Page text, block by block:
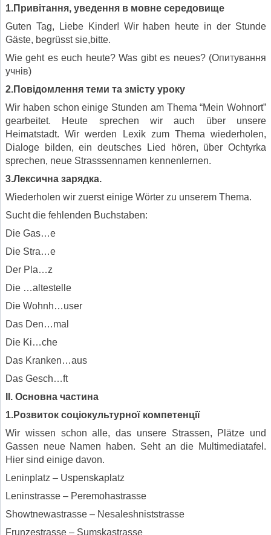
1.Привітання, уведення в мовне середовище
Guten Tag, Liebe Kinder! Wir haben heute in der Stunde
Gäste, begrüsst sie,bitte.
Wie geht es euch heute? Was gibt es neues? (Опитування
учнів)
2.Повідомлення теми та змісту уроку
Wir haben schon einige Stunden am Thema “Mein Wohnort”
gearbeitet. Heute sprechen wir auch über unsere
Heimatstadt. Wir werden Lexik zum Thema wiederholen,
Dialoge bilden, ein deutsches Lied hören, über Ochtyrka
sprechen, neue Strasssennamen kennenlernen.
3.Лексична зарядка.
Wiederholen wir zuerst einige Wörter zu unserem Thema.
Sucht die fehlenden Buchstaben:
Die Gas…e
Die Stra…e
Der Pla…z
Die …altestelle
Die Wohnh…user
Das Den…mal
Die Ki…che
Das Kranken…aus
Das Gesch…ft
ІІ. Основна частина
1.Розвиток соціокультурної компетенції
Wir wissen schon alle, das unsere Strassen, Plätze und
Gassen neue Namen haben. Seht an die Multimediatafel.
Hier sind einige davon.
Leninplatz – Uspenskaplatz
Leninstrasse – Peremohastrasse
Showtnewastrasse – Nesaleshniststrasse
Frunzestrasse – Sumskastrasse